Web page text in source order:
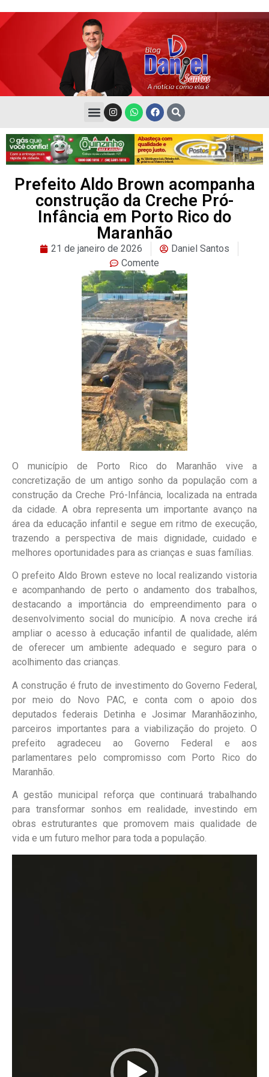
Prefeito Aldo Brown acompanha
construção da Creche Pró-
Infância em Porto Rico do
Maranhão
21 de janeiro de 2026
Daniel Santos
Comente
O município de Porto Rico do Maranhão vive a
concretização de um antigo sonho da população com a
construção da Creche Pró-Infância, localizada na entrada
da cidade. A obra representa um importante avanço na
área da educação infantil e segue em ritmo de execução,
trazendo a perspectiva de mais dignidade, cuidado e
melhores oportunidades para as crianças e suas famílias.
O prefeito Aldo Brown esteve no local realizando vistoria
e acompanhando de perto o andamento dos trabalhos,
destacando a importância do empreendimento para o
desenvolvimento social do município. A nova creche irá
ampliar o acesso à educação infantil de qualidade, além
de oferecer um ambiente adequado e seguro para o
acolhimento das crianças.
A construção é fruto de investimento do Governo Federal,
por meio do Novo PAC, e conta com o apoio dos
deputados federais Detinha e Josimar Maranhãozinho,
parceiros importantes para a viabilização do projeto. O
prefeito agradeceu ao Governo Federal e aos
parlamentares pelo compromisso com Porto Rico do
Maranhão.
A gestão municipal reforça que continuará trabalhando
para transformar sonhos em realidade, investindo em
obras estruturantes que promovem mais qualidade de
vida e um futuro melhor para toda a população.